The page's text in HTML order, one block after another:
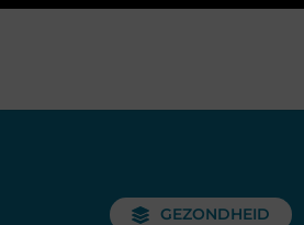
GEZONDHEID